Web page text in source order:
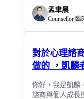
孟聿晨
Counsellor
對於心理諮商好奇嗎
做的 ，凱麟
你好，我是凱麟
諮商與個人成長